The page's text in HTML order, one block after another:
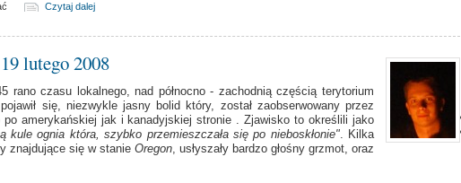
Czytaj dalej
lutego 2008
rano czasu lokalnego, nad północno - zachodnią częścią terytorium
się, niezwykle jasny bolid który, został zaobserwowany przez
po amerykańskiej jak i kanadyjskiej stronie . Zjawisko to określili jako
kule ognia która, szybko przemieszczała się po nieboskłonie". Kilka
znajdujące się w stanie Oregon, usłyszały bardzo głośny grzmot, oraz